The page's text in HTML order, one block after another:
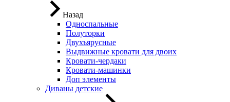
Назад
Односпальные
Полуторки
Двухъярусные
Выдвижные кровати для двоих
Кровати-чердаки
Кровати-машинки
Доп элементы
Диваны детские